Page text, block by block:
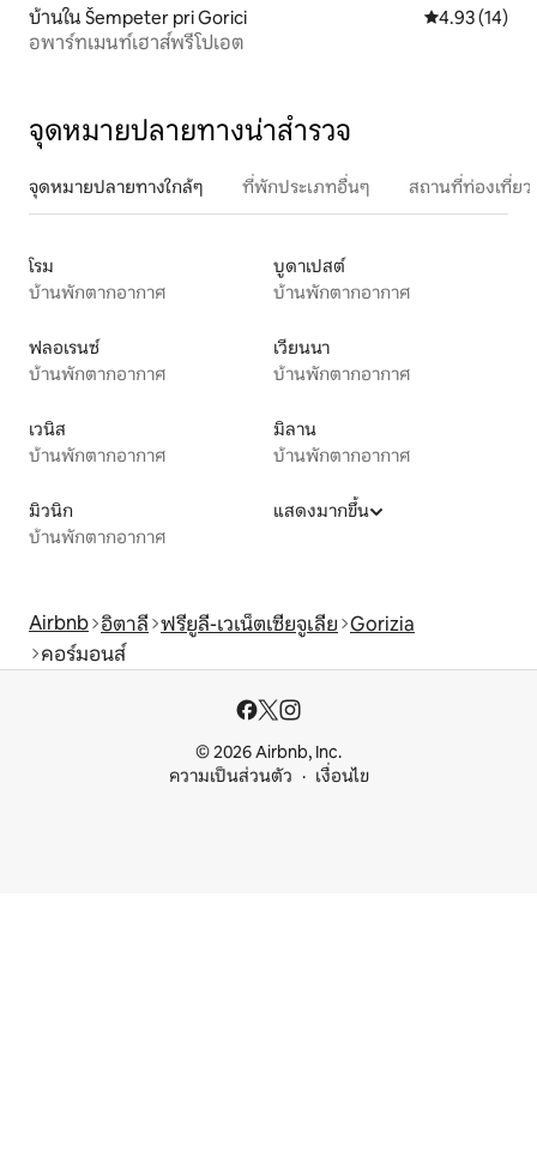
บ้านใน Šempeter pri Gorici คะแนนเฉลี่ย
4.93 (14)
อพาร์ทเมนท์เฮาส์พรีโปเอต
จุดหมายปลายทางน่าสำรวจ
จุดหมายปลายทางใกล้ๆ ที่พักประเภทอื่นๆ สถานที่ท่องเที่ย
โรม
บ้านพักตากอากาศ
บูดาเปสต์
บ้านพักตากอากาศ
ฟลอเรนซ์
บ้านพักตากอากาศ
เวียนนา
บ้านพักตากอากาศ
เวนิส
บ้านพักตากอากาศ
มิลาน
บ้านพักตากอากาศ
มิวนิก
บ้านพักตากอากาศ
แสดงมากขึ้น
Airbnb อิตาลี ฟรียูลี-เวเน็ตเซียจูเลีย Gorizia
คอร์มอนส์
© 2026 Airbnb, Inc.
ความเป็นส่วนตัว
เงื่อนไข